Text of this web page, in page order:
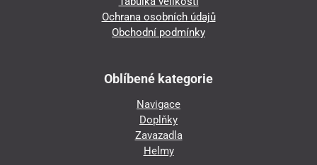
Ochrana osobních údajů
Obchodní podmínky
Oblíbené kategorie
Navigace
Doplňky
Zavazadla
Helmy